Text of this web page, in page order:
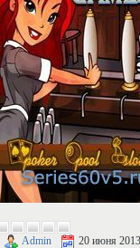
Admin 20 июня 2013